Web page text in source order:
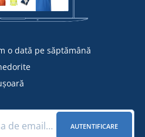
o dată pe săptămână
AUTENTIFICARE